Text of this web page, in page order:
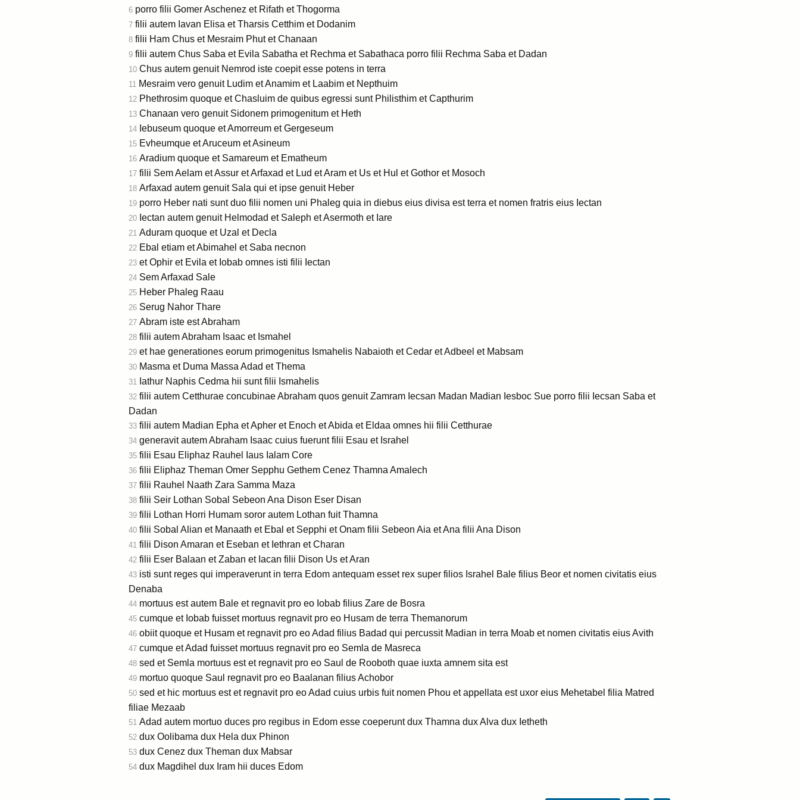
6 porro filii Gomer Aschenez et Rifath et Thogorma
7 filii autem Iavan Elisa et Tharsis Cetthim et Dodanim
8 filii Ham Chus et Mesraim Phut et Chanaan
9 filii autem Chus Saba et Evila Sabatha et Rechma et Sabathaca porro filii Rechma Saba et Dadan
10 Chus autem genuit Nemrod iste coepit esse potens in terra
11 Mesraim vero genuit Ludim et Anamim et Laabim et Nepthuim
12 Phethrosim quoque et Chasluim de quibus egressi sunt Philisthim et Capthurim
13 Chanaan vero genuit Sidonem primogenitum et Heth
14 Iebuseum quoque et Amorreum et Gergeseum
15 Evheumque et Aruceum et Asineum
16 Aradium quoque et Samareum et Ematheum
17 filii Sem Aelam et Assur et Arfaxad et Lud et Aram et Us et Hul et Gothor et Mosoch
18 Arfaxad autem genuit Sala qui et ipse genuit Heber
19 porro Heber nati sunt duo filii nomen uni Phaleg quia in diebus eius divisa est terra et nomen fratris eius Iectan
20 Iectan autem genuit Helmodad et Saleph et Asermoth et Iare
21 Aduram quoque et Uzal et Decla
22 Ebal etiam et Abimahel et Saba necnon
23 et Ophir et Evila et Iobab omnes isti filii Iectan
24 Sem Arfaxad Sale
25 Heber Phaleg Raau
26 Serug Nahor Thare
27 Abram iste est Abraham
28 filii autem Abraham Isaac et Ismahel
29 et hae generationes eorum primogenitus Ismahelis Nabaioth et Cedar et Adbeel et Mabsam
30 Masma et Duma Massa Adad et Thema
31 Iathur Naphis Cedma hii sunt filii Ismahelis
32 filii autem Cetthurae concubinae Abraham quos genuit Zamram Iecsan Madan Madian Iesboc Sue porro filii Iecsan Saba et
Dadan
33 filii autem Madian Epha et Apher et Enoch et Abida et Eldaa omnes hii filii Cetthurae
34 generavit autem Abraham Isaac cuius fuerunt filii Esau et Israhel
35 filii Esau Eliphaz Rauhel Iaus Ialam Core
36 filii Eliphaz Theman Omer Sepphu Gethem Cenez Thamna Amalech
37 filii Rauhel Naath Zara Samma Maza
38 filii Seir Lothan Sobal Sebeon Ana Dison Eser Disan
39 filii Lothan Horri Humam soror autem Lothan fuit Thamna
40 filii Sobal Alian et Manaath et Ebal et Sepphi et Onam filii Sebeon Aia et Ana filii Ana Dison
41 filii Dison Amaran et Eseban et Iethran et Charan
42 filii Eser Balaan et Zaban et Iacan filii Dison Us et Aran
43 isti sunt reges qui imperaverunt in terra Edom antequam esset rex super filios Israhel Bale filius Beor et nomen civitatis eius
Denaba
44 mortuus est autem Bale et regnavit pro eo Iobab filius Zare de Bosra
45 cumque et Iobab fuisset mortuus regnavit pro eo Husam de terra Themanorum
46 obiit quoque et Husam et regnavit pro eo Adad filius Badad qui percussit Madian in terra Moab et nomen civitatis eius Avith
47 cumque et Adad fuisset mortuus regnavit pro eo Semla de Masreca
48 sed et Semla mortuus est et regnavit pro eo Saul de Rooboth quae iuxta amnem sita est
49 mortuo quoque Saul regnavit pro eo Baalanan filius Achobor
50 sed et hic mortuus est et regnavit pro eo Adad cuius urbis fuit nomen Phou et appellata est uxor eius Mehetabel filia Matred
filiae Mezaab
51 Adad autem mortuo duces pro regibus in Edom esse coeperunt dux Thamna dux Alva dux Ietheth
52 dux Oolibama dux Hela dux Phinon
53 dux Cenez dux Theman dux Mabsar
54 dux Magdihel dux Iram hii duces Edom